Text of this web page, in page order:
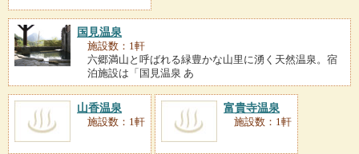
国見温泉
施設数：1軒
六郷満山と呼ばれる緑豊かな山里に湧く天然温泉。宿
泊施設は「国見温泉 あ
山香温泉
施設数：1軒
富貴寺温泉
施設数：1軒